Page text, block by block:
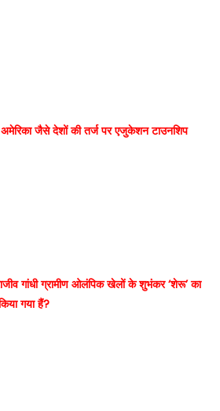
जैसे देशों की तर्ज पर एजुकेशन टाउनशिप
गांधी ग्रामीण ओलंपिक खेलों के शुभंकर ‘शेरू’ का
गया हैं?